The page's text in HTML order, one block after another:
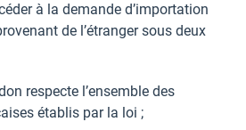
à la demande d’importation
de l’étranger sous deux
respecte l’ensemble des
établis par la loi ;